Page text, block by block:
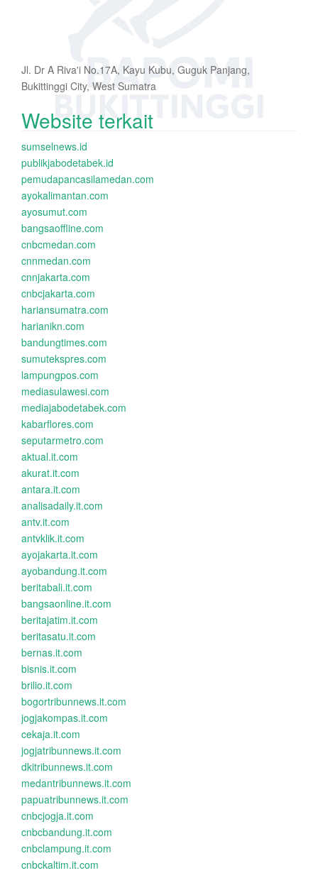
Jl. Dr A Riva'i No.17A, Kayu Kubu, Guguk Panjang,
Bukittinggi City, West Sumatra
Website terkait
sumselnews.id
publikjabodetabek.id
pemudapancasilamedan.com
ayokalimantan.com
ayosumut.com
bangsaoffline.com
cnbcmedan.com
cnnmedan.com
cnnjakarta.com
cnbcjakarta.com
hariansumatra.com
harianikn.com
bandungtimes.com
sumutekspres.com
lampungpos.com
mediasulawesi.com
mediajabodetabek.com
kabarflores.com
seputarmetro.com
aktual.it.com
akurat.it.com
antara.it.com
analisadaily.it.com
antv.it.com
antvklik.it.com
ayojakarta.it.com
ayobandung.it.com
beritabali.it.com
bangsaonline.it.com
beritajatim.it.com
beritasatu.it.com
bernas.it.com
bisnis.it.com
brilio.it.com
bogortribunnews.it.com
jogjakompas.it.com
cekaja.it.com
jogjatribunnews.it.com
dkitribunnews.it.com
medantribunnews.it.com
papuatribunnews.it.com
cnbcjogja.it.com
cnbcbandung.it.com
cnbclampung.it.com
cnbckaltim.it.com